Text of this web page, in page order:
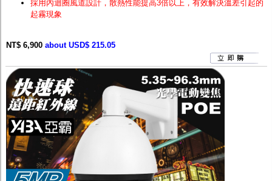
採用內迴圈風道設計，散熱性能提高3倍以上，有效解決溫差引起的
起霧現象
NT$ 6,900 about USD$ 215.05